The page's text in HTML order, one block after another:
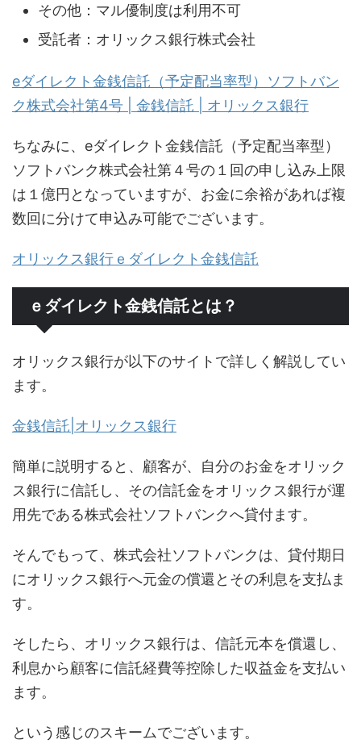
その他：マル優制度は利用不可
受託者：オリックス銀行株式会社
eダイレクト金銭信託（予定配当率型）ソフトバン
ク株式会社第4号 | 金銭信託 | オリックス銀行
ちなみに、eダイレクト金銭信託（予定配当率型）
ソフトバンク株式会社第４号の１回の申し込み上限
は１億円となっていますが、お金に余裕があれば複
数回に分けて申込み可能でございます。
オリックス銀行ｅダイレクト金銭信託
ｅダイレクト金銭信託とは？
オリックス銀行が以下のサイトで詳しく解説してい
ます。
金銭信託|オリックス銀行
簡単に説明すると、顧客が、自分のお金をオリック
ス銀行に信託し、その信託金をオリックス銀行が運
用先である株式会社ソフトバンクへ貸付ます。
そんでもって、株式会社ソフトバンクは、貸付期日
にオリックス銀行へ元金の償還とその利息を支払ま
す。
そしたら、オリックス銀行は、信託元本を償還し、
利息から顧客に信託経費等控除した収益金を支払い
ます。
という感じのスキームでございます。